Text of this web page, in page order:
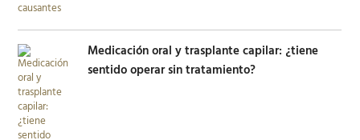
Medicación oral y trasplante capilar: ¿tiene
sentido operar sin tratamiento?